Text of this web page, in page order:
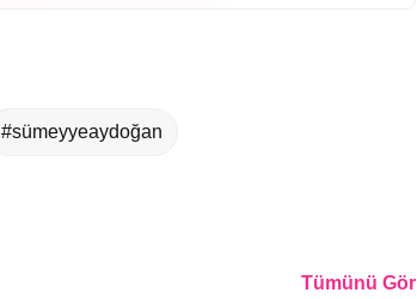
#sümeyyeaydoğan
Tümünü Gör